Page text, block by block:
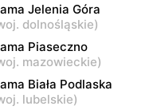
ul. 3 Maja 14
ul. Lipowa 1
Jelenia Góra
dolnośląskie)
Piaseczno
mazowieckie)
Biała Podlaska
lubelskie)